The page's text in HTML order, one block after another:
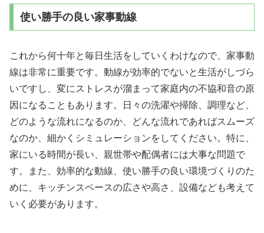
使い勝手の良い家事動線
これから何十年と毎日生活をしていくわけなので、家事動
線は非常に重要です。動線が効率的でないと生活がしづら
いですし、変にストレスが溜まって家庭内の不協和音の原
因になることもあります。日々の洗濯や掃除、調理など、
どのような流れになるのか、どんな流れであればスムーズ
なのか、細かくシミュレーションをしてください。特に、
家にいる時間が長い、親世帯や配偶者には大事な問題で
す。また、効率的な動線、使い勝手の良い環境づくりのた
めに、キッチンスペースの広さや高さ、設備なども考えて
いく必要があります。